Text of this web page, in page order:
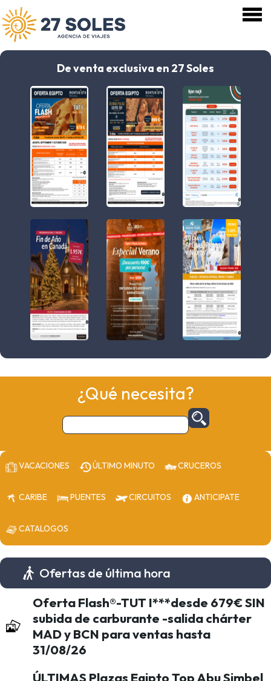
De venta exclusiva en 27 Soles
¿Qué necesita?
VACACIONES ÚLTIMO MINUTO CRUCEROS
CARIBE PUENTES CIRCUITOS ANTICIPATE
CATALOGOS
Ofertas de última hora
Oferta Flash®-TUT I***desde 679€ SIN
subida de carburante -salida chárter
MAD y BCN para ventas hasta
31/08/26
ÚLTIMAS Plazas Egipto Top Abu Simbel